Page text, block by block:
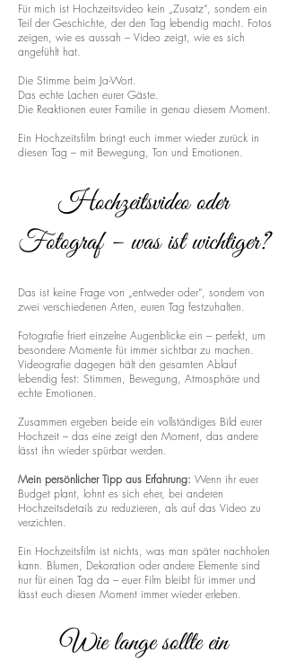
Für mich ist Hochzeitsvideo kein „Zusatz“, sondern ein
Teil der Geschichte, der den Tag lebendig macht. Fotos
zeigen, wie es aussah – Video zeigt, wie es sich
angefühlt hat.
Die Stimme beim Ja-Wort.
Das echte Lachen eurer Gäste.
Die Reaktionen eurer Familie in genau diesem Moment.
Ein Hochzeitsfilm bringt euch immer wieder zurück in
diesen Tag – mit Bewegung, Ton und Emotionen.
Hochzeitsvideo oder
Fotograf – was ist wichtiger?
Das ist keine Frage von „entweder oder“, sondern von
zwei verschiedenen Arten, euren Tag festzuhalten.
Fotografie friert einzelne Augenblicke ein – perfekt, um
besondere Momente für immer sichtbar zu machen.
Videografie dagegen hält den gesamten Ablauf
lebendig fest: Stimmen, Bewegung, Atmosphäre und
echte Emotionen.
Zusammen ergeben beide ein vollständiges Bild eurer
Hochzeit – das eine zeigt den Moment, das andere
lässt ihn wieder spürbar werden.
Mein persönlicher Tipp aus Erfahrung: Wenn ihr euer
Budget plant, lohnt es sich eher, bei anderen
Hochzeitsdetails zu reduzieren, als auf das Video zu
verzichten.
Ein Hochzeitsfilm ist nichts, was man später nachholen
kann. Blumen, Dekoration oder andere Elemente sind
nur für einen Tag da – euer Film bleibt für immer und
lässt euch diesen Moment immer wieder erleben.
Wie lange sollte ein